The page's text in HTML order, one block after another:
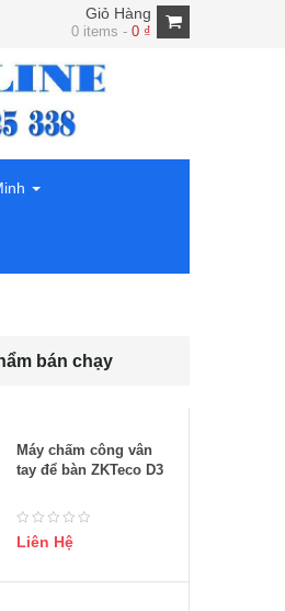
Giỏ Hàng
0 items -0 ₫
bán chạy
Máy chấm công vân
tay để bàn ZKTeco D3
Liên Hệ